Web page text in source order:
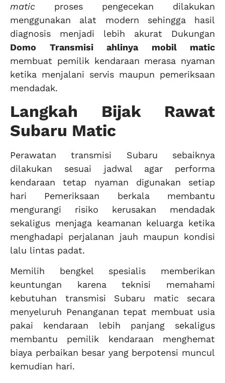
matic proses pengecekan dilakukan
menggunakan alat modern sehingga hasil
diagnosis menjadi lebih akurat Dukungan
Domo Transmisi ahlinya mobil matic
membuat pemilik kendaraan merasa nyaman
ketika menjalani servis maupun pemeriksaan
mendadak.
Langkah Bijak Rawat
Subaru Matic
Perawatan transmisi Subaru sebaiknya
dilakukan sesuai jadwal agar performa
kendaraan tetap nyaman digunakan setiap
hari Pemeriksaan berkala membantu
mengurangi risiko kerusakan mendadak
sekaligus menjaga keamanan keluarga ketika
menghadapi perjalanan jauh maupun kondisi
lalu lintas padat.
Memilih bengkel spesialis memberikan
keuntungan karena teknisi memahami
kebutuhan transmisi Subaru matic secara
menyeluruh Penanganan tepat membuat usia
pakai kendaraan lebih panjang sekaligus
membantu pemilik kendaraan menghemat
biaya perbaikan besar yang berpotensi muncul
kemudian hari.